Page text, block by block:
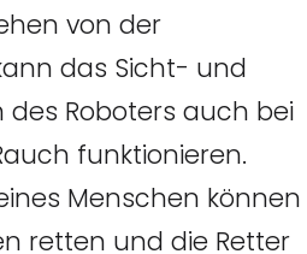
von der
das Sicht- und
des Roboters auch bei
funktionieren.
Menschen können
retten und die Retter